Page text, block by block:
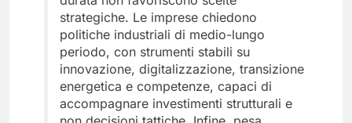
strategiche. Le imprese chiedono
politiche industriali di medio-lungo
periodo, con strumenti stabili su
innovazione, digitalizzazione, transizione
energetica e competenze, capaci di
accompagnare investimenti strutturali e